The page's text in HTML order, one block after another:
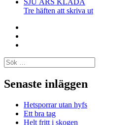
SJU ÅRS KLÅDA
Tre häften att skriva ut
Sök
efter:
Senaste inläggen
Hetsporrar utan hyfs
Ett bra tag
Helt fritt i skogen